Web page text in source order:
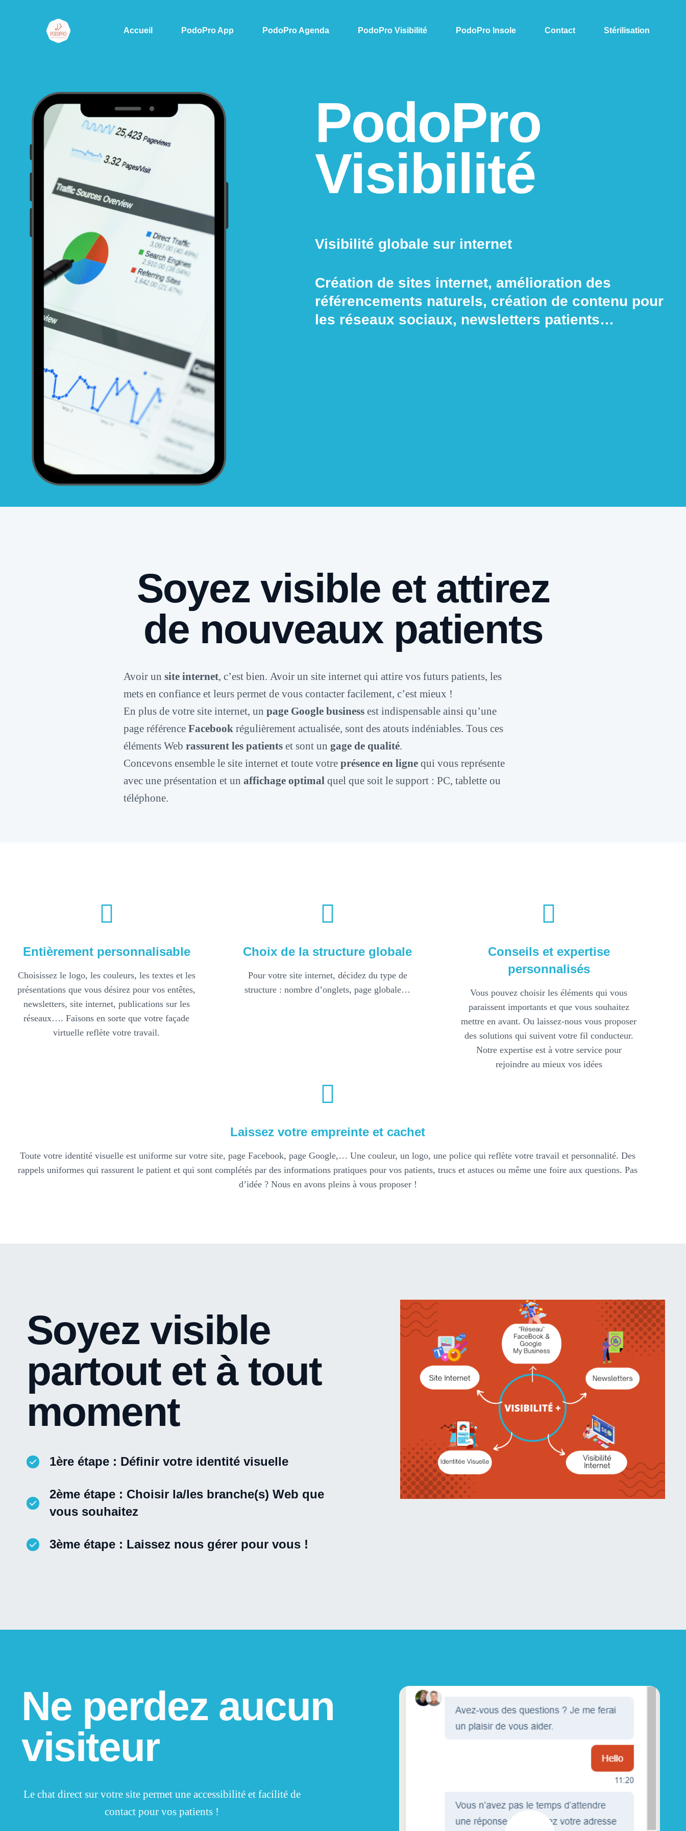
Accueil PodoPro App PodoPro Agenda PodoPro Visibilité PodoPro Insole Contact Stérilisation
PodoPro
Visibilité
Visibilité globale sur internet
Création de sites internet, amélioration des
référencements naturels, création de contenu pour
les réseaux sociaux, newsletters patients…
Soyez visible et attirez
de nouveaux patients
Avoir un site internet, c’est bien. Avoir un site internet qui attire vos futurs patients, les
mets en confiance et leurs permet de vous contacter facilement, c’est mieux !
En plus de votre site internet, un page Google business est indispensable ainsi qu’une
page référence Facebook régulièrement actualisée, sont des atouts indéniables. Tous ces
éléments Web rassurent les patients et sont un gage de qualité.
Concevons ensemble le site internet et toute votre présence en ligne qui vous représente
avec une présentation et un affichage optimal quel que soit le support : PC, tablette ou
téléphone.
Entièrement personnalisable
Choisissez le logo, les couleurs, les textes et les
présentations que vous désirez pour vos entêtes,
newsletters, site internet, publications sur les
réseaux…. Faisons en sorte que votre façade
virtuelle reflète votre travail.
Choix de la structure globale
Pour votre site internet, décidez du type de
structure : nombre d’onglets, page globale…
Conseils et expertise
personnalisés
Vous pouvez choisir les éléments qui vous
paraissent importants et que vous souhaitez
mettre en avant. Ou laissez-nous vous proposer
des solutions qui suivent votre fil conducteur.
Notre expertise est à votre service pour
rejoindre au mieux vos idées
Laissez votre empreinte et cachet
Toute votre identité visuelle est uniforme sur votre site, page Facebook, page Google,… Une couleur, un logo, une police qui reflète votre travail et personnalité. Des
rappels uniformes qui rassurent le patient et qui sont complétés par des informations pratiques pour vos patients, trucs et astuces ou même une foire aux questions. Pas
d’idée ? Nous en avons pleins à vous proposer !
Soyez visible
partout et à tout
moment
1ère étape : Définir votre identité visuelle
2ème étape : Choisir la/les branche(s) Web que
vous souhaitez
3ème étape : Laissez nous gérer pour vous !
Ne perdez aucun
visiteur
Le chat direct sur votre site permet une accessibilité et facilité de
contact pour vos patients !